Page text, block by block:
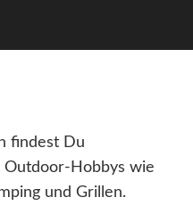
findest Du
Outdoor-Hobbys wie
und Grillen.